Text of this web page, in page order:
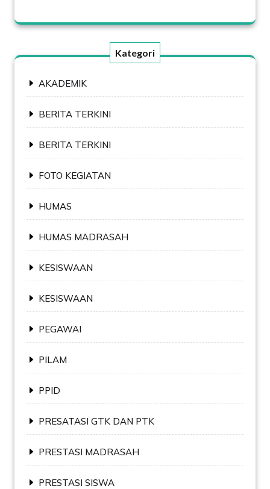
Kategori
AKADEMIK
BERITA TERKINI
BERITA TERKINI
FOTO KEGIATAN
HUMAS
HUMAS MADRASAH
KESISWAAN
KESISWAAN
PEGAWAI
PILAM
PPID
PRESATASI GTK DAN PTK
PRESTASI MADRASAH
PRESTASI SISWA